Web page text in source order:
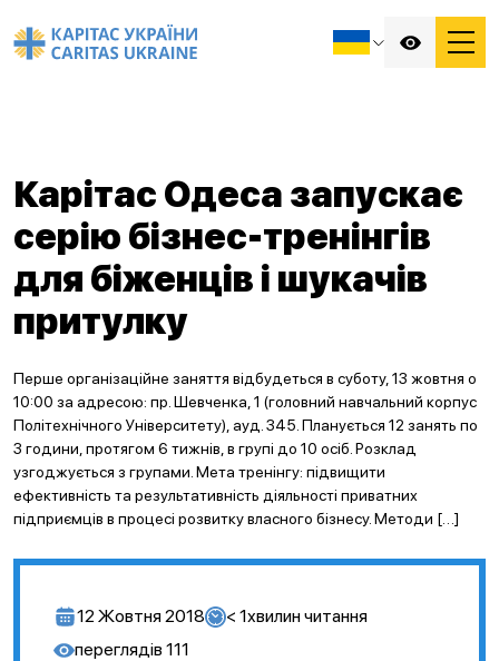
Карітас Одеса запускає
серію бізнес-тренінгів
для біженців і шукачів
притулку
Перше організаційне заняття відбудеться в суботу, 13 жовтня о
10:00 за адресою: пр. Шевченка, 1 (головний навчальний корпус
Політехнічного Університету), ауд. 345. Планується 12 занять по
3 години, протягом 6 тижнів, в групі до 10 осіб. Розклад
узгоджується з групами. Мета тренінгу: підвищити
ефективність та результативність діяльності приватних
підприємців в процесі розвитку власного бізнесу. Методи […]
12 Жовтня 2018 < 1хвилин читання
переглядів 111